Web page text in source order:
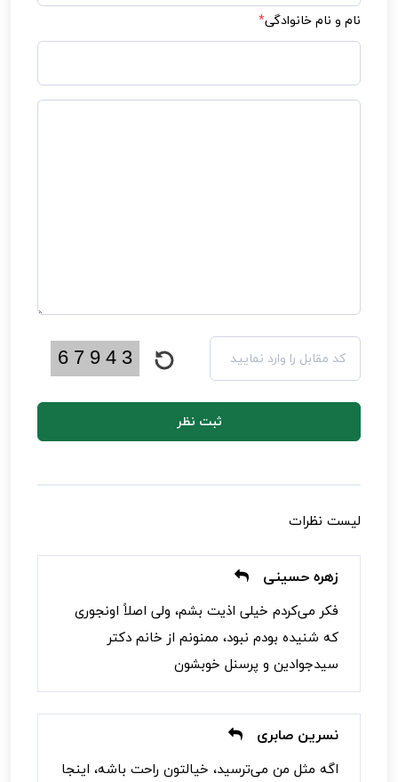
نام و نام خانوادگی*
ثبت نظر
لیست نظرات
زهره حسینی
فکر می‌کردم خیلی اذیت بشم، ولی اصلاً اونجوری
که شنیده بودم نبود، ممنونم از خانم دکتر
سیدجوادین و پرسنل خوبشون
نسرین صابری
اگه مثل من می‌ترسید، خیالتون راحت باشه، اینجا